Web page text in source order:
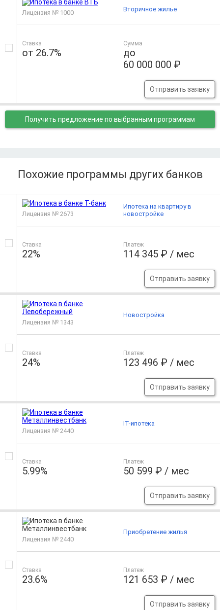
Лицензия № 1000
Ставка
от 26.7%
Сумма
до
60 000 000 ₽
Отправить заявку
Вторичное жилье
Получить предложение по выбранным программам
Похожие программы других банков
Лицензия № 2673
Ставка
22%
Платеж
114 345 ₽ / мес
Отправить заявку
Ипотека на квартиру в
новостройке
Лицензия № 1343
Ставка
24%
Платеж
123 496 ₽ / мес
Отправить заявку
Новостройка
Лицензия № 2440
Ставка
5.99%
Платеж
50 599 ₽ / мес
Отправить заявку
IT-ипотека
Лицензия № 2440
Ставка
23.6%
Платеж
121 653 ₽ / мес
Отправить заявку
Приобретение жилья